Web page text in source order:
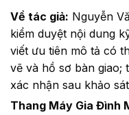
Về tác giả: Nguyễn
kiểm duyệt nội dung
viết ưu tiên mô tả có
vẽ và hồ sơ bàn giao;
xác nhận sau khảo
Thang Máy Gia Đình